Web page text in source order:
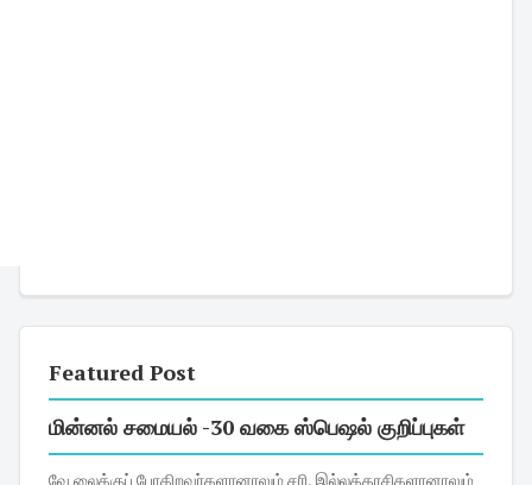
Featured Post
மின்னல் சமையல் -30 வகை ஸ்பெஷல் குறிப்புகள்
வே லைக்குப் போகிறவர்களானாலும் சரி, இல்லத்தரசிகளானாலும்